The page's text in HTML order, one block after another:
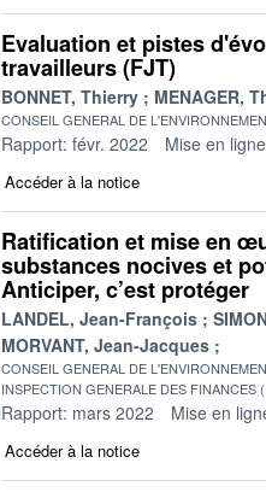
Evaluation et pistes
travailleurs (FJT)
BONNET, Thierry MENAGER,
CONSEIL GENERAL DE
Rapport: févr. 2022 Mise en
Accéder à la notice
Ratification et mise en
substances nocives et
Anticiper, c’est protéger
LANDEL, Jean-François
MORVANT, Jean-Jacques
CONSEIL GENERAL DE
INSPECTION GENERALE DES FINANCES
Rapport: mars 2022 Mise en
Accéder à la notice